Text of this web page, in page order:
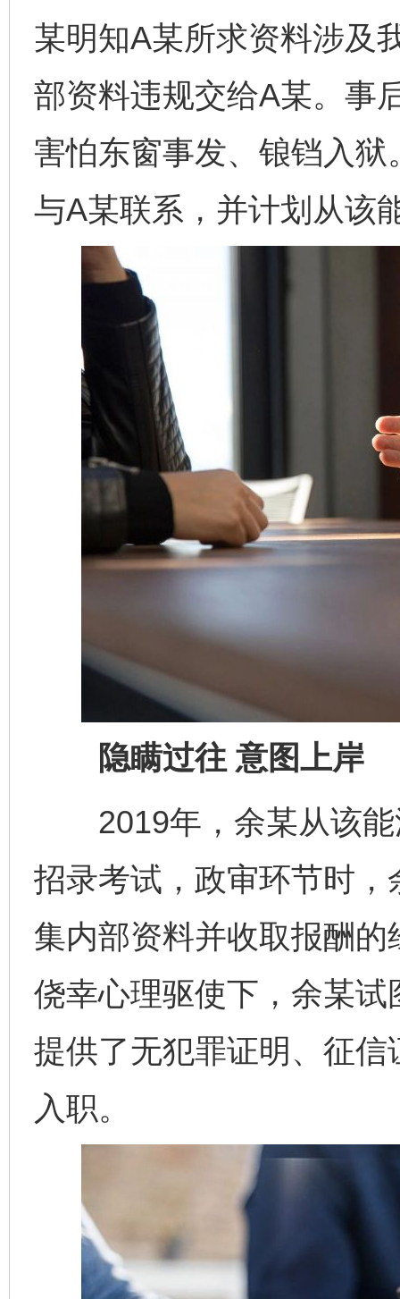
某明知A某所求资料涉及
部资料违规交给A某。事
害怕东窗事发、锒铛入
与A某联系，并计划从该
隐瞒过往 意图上岸
2019年，余某从该能
招录考试，政审环节时
集内部资料并收取报酬
侥幸心理驱使下，余某
提供了无犯罪证明、征
入职。